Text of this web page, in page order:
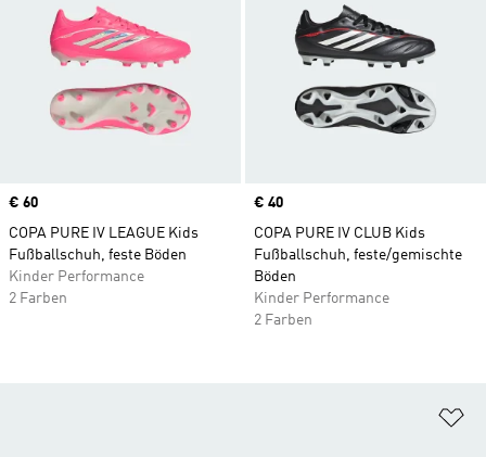
Price
€ 60
COPA PURE IV LEAGUE Kids
Fußballschuh, feste Böden
Kinder Performance
2 Farben
Price
€ 40
COPA PURE IV CLUB Kids
Fußballschuh, feste/gemischte
Böden
Kinder Performance
2 Farben